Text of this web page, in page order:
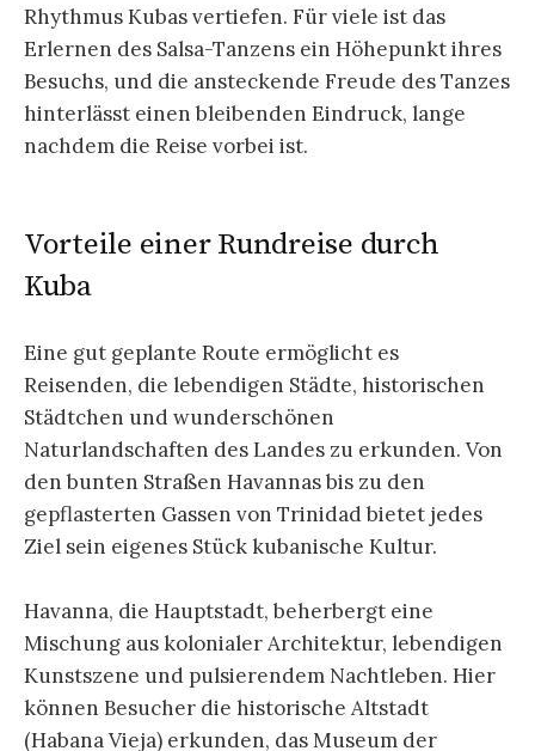
Rhythmus Kubas vertiefen. Für viele ist das
Erlernen des Salsa-Tanzens ein Höhepunkt ihres
Besuchs, und die ansteckende Freude des Tanzes
hinterlässt einen bleibenden Eindruck, lange
nachdem die Reise vorbei ist.
Vorteile einer Rundreise durch
Kuba
Eine gut geplante Route ermöglicht es
Reisenden, die lebendigen Städte, historischen
Städtchen und wunderschönen
Naturlandschaften des Landes zu erkunden. Von
den bunten Straßen Havannas bis zu den
gepflasterten Gassen von Trinidad bietet jedes
Ziel sein eigenes Stück kubanische Kultur.
Havanna, die Hauptstadt, beherbergt eine
Mischung aus kolonialer Architektur, lebendigen
Kunstszene und pulsierendem Nachtleben. Hier
können Besucher die historische Altstadt
(Habana Vieja) erkunden, das Museum der